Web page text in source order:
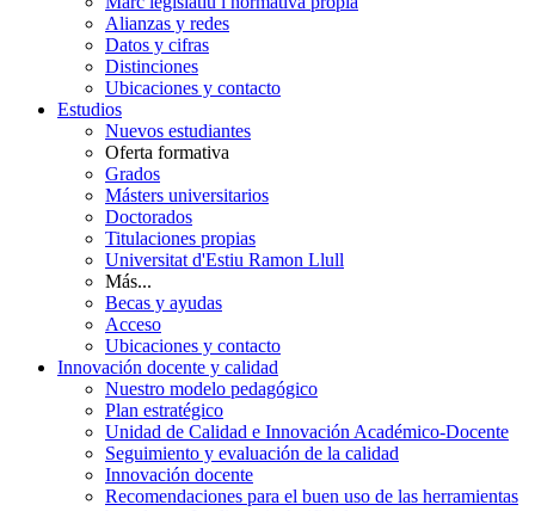
Alianzas y redes
Datos y cifras
Distinciones
Ubicaciones y contacto
Estudios
Nuevos estudiantes
Oferta formativa
Grados
Másters universitarios
Doctorados
Titulaciones propias
Universitat d'Estiu Ramon Llull
Más...
Becas y ayudas
Acceso
Ubicaciones y contacto
Innovación docente y calidad
Nuestro modelo pedagógico
Plan estratégico
Unidad de Calidad e Innovación Académico-Docente
Seguimiento y evaluación de la calidad
Innovación docente
Recomendaciones para el buen uso de las herramientas